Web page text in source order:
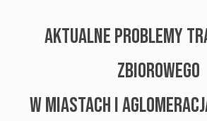
AKTUALNE PROBLEMY
ZBIOROWEGO
W MIASTACH I